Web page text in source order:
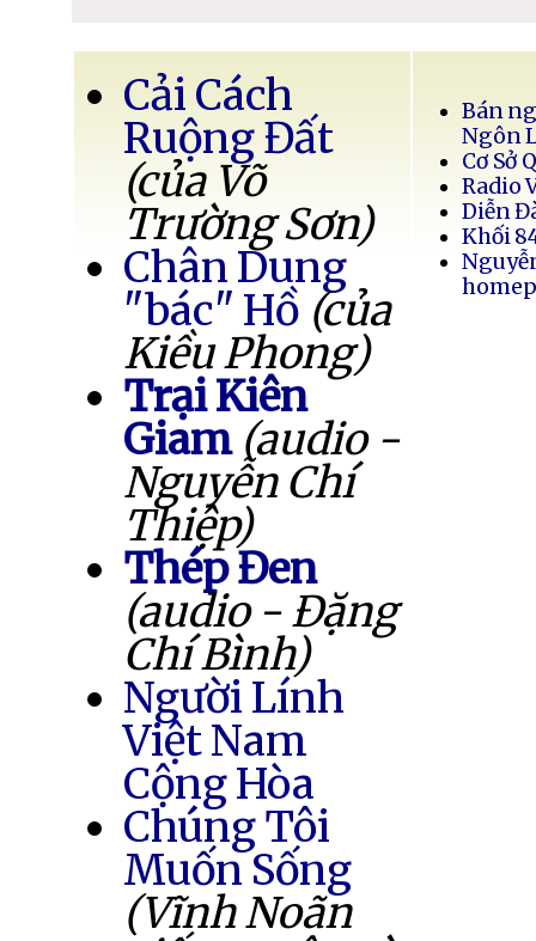
Cải Cách
Ruộng Đất
(của Võ
Trường Sơn)
Chân Dung
"bác" Hồ (của
Kiều Phong)
Trại Kiên
Giam (audio -
Nguyễn Chí
Thiệp)
Thép Đen
(audio - Đặng
Chí Bình)
Người Lính
Việt Nam
Cộng Hòa
Chúng Tôi
Muốn Sống
(Vĩnh Noãn
Bán
Ngôn
Cơ Sở
Radio
Diễn
Khối